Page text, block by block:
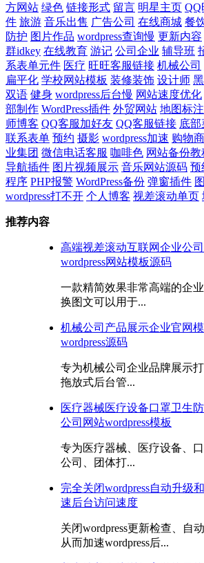
方网站 绿色 链接形式 留言 明星主页 QQ
件 旅游 音乐出售 广告公司 在线商城 餐
防护 图片作品 wordpress查询慢 更新内容
群idkey 在线教育 游记 公司企业 辅导班
系表单元件 医疗 旺旺客服链接 机械公司
扁平化 学校网站模板 装修装饰 设计师
双语 健身 wordpress后台慢 网站速度优化
部制作 WordPress插件 外贸网站 地图标注
师博客 QQ客服加好友 QQ客服链接 底
联系表单 预约 摄影 wordpress加速 购物
业集团 微信电话客服 咖啡色 网站备份教
导航插件 图片视频展示 音乐网站源码 预
程序 PHP报警 WordPress备份 弹窗插件
wordpress打不开 个人博客 视差滚动单页
推荐内容
高端视差滚动互联网企业公
wordpress网站模板源码
一款精简效果非常高端的企
换图文可以用于...
机械公司产品展示企业官网
wordpress源码
专为机械公司企业品牌展示
拖放式后台管...
医疗器械医疗设备口罩卫生
公司网站wordpress模板
专为医疗器械、医疗设备、
公司、团体打...
完全关闭wordpress自动升级
速后台访问速度
关闭wordpress更新检查、自
从而加速wordpress后...